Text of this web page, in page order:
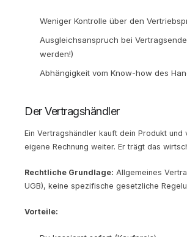
Weniger Kontrolle über den
Ausgleichsanspruch bei
werden!)
Abhängigkeit vom Know-how des
Der Vertragshändler
Ein Vertragshändler kauft dein Produkt und
eigene Rechnung weiter. Er trägt das
Rechtliche Grundlage: Allgemeines
UGB), keine spezifische gesetzliche
Vorteile: